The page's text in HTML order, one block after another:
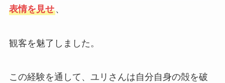
表情を見せ、
観客を魅了しました。
この経験を通して、ユリさんは自分自身の殻を破